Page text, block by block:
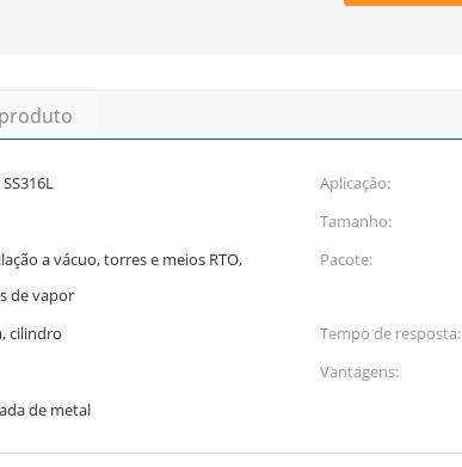
SS316L Aplicação:
Tamanho:
a vácuo, torres e meios RTO,
de vapor
Pacote:
cilindro Tempo de resposta:
Vantagens:
de metal